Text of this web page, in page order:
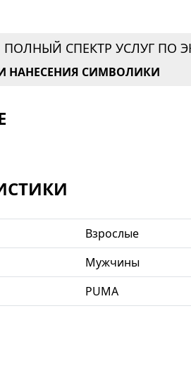
ПОЛНЫЙ СПЕКТР УСЛУГ ПО
НАНЕСЕНИЯ СИМВОЛИКИ
Взрослые
Мужчины
PUMA